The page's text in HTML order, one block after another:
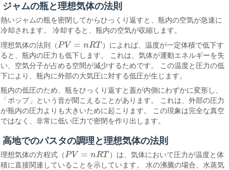
ジャムの瓶と理想気体の法則
熱いジャムの瓶を密閉してからひっくり返すと、瓶内の空気が急速に
冷却されます。 冷却すると、瓶内の空気が収縮します。
理想気体の法則（PV = nRT
PV= nR T
）によれば、温度が一定体積で低下す
ると、瓶内の圧力も低下します。 これは、気体が運動エネルギーを失
い、空気分子が占める空間が減少するためです。 この温度と圧力の低
下により、瓶内に外部の大気圧に対する低圧が生じます。
瓶内の低圧のため、瓶をひっくり返すと蓋が内側にわずかに変形し、
「ポップ」という音が聞こえることがあります。 これは、外部の圧力
が瓶内の圧力よりも大きいために起こります。 この現象は完全な真空
ではなく、非常に低い圧力で密閉を作り出します。
高地でのパスタの調理と理想気体の法則
理想気体の方程式（PV = nRT
PV= nR T
）は、気体において圧力が温度と体
積に直接関連していることを示しています。 水の沸騰の場合、水蒸気